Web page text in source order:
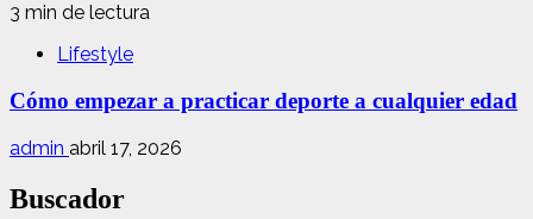
3 min de lectura
Lifestyle
Cómo empezar a practicar deporte a cualquier edad
admin abril 17, 2026
Buscador